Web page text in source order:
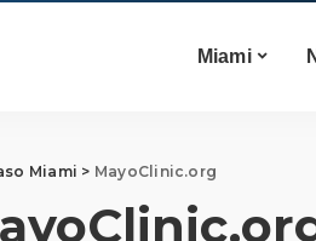
Miami
Miami > MayoClinic.org